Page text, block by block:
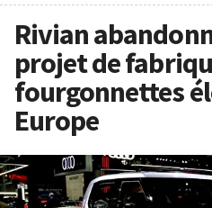
Rivian
projet de
fourgonnettes
Europe